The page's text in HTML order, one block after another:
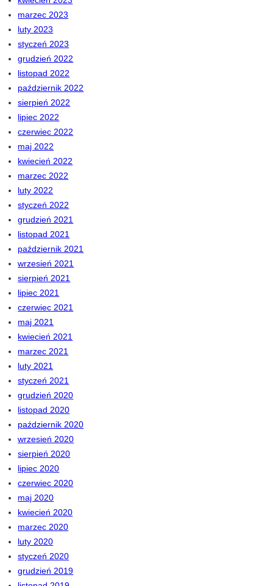
marzec 2023
luty 2023
styczeń 2023
grudzień 2022
listopad 2022
październik 2022
sierpień 2022
lipiec 2022
czerwiec 2022
maj 2022
kwiecień 2022
marzec 2022
luty 2022
styczeń 2022
grudzień 2021
listopad 2021
październik 2021
wrzesień 2021
sierpień 2021
lipiec 2021
czerwiec 2021
maj 2021
kwiecień 2021
marzec 2021
luty 2021
styczeń 2021
grudzień 2020
listopad 2020
październik 2020
wrzesień 2020
sierpień 2020
lipiec 2020
czerwiec 2020
maj 2020
kwiecień 2020
marzec 2020
luty 2020
styczeń 2020
grudzień 2019